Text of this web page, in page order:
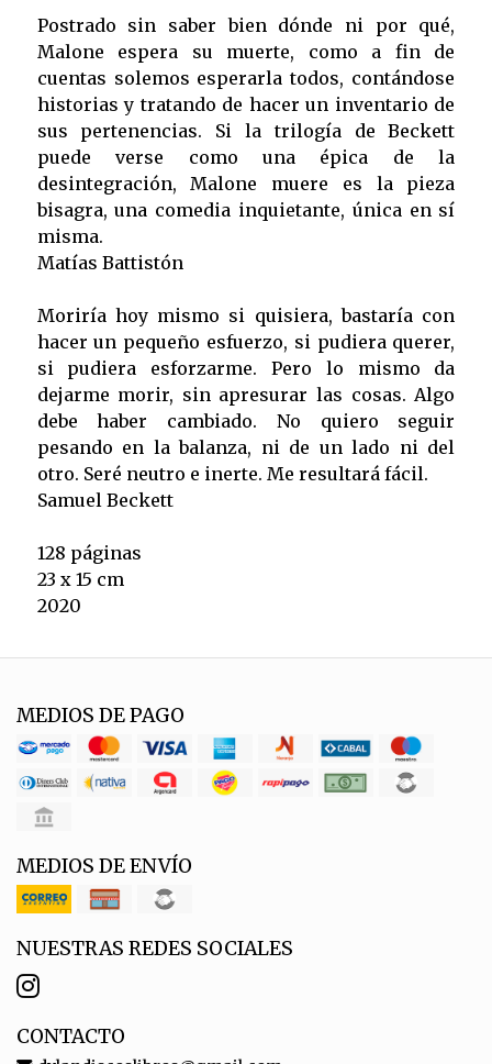
Postrado sin saber bien dónde ni por qué,
Malone espera su muerte, como a fin de
cuentas solemos esperarla todos, contándose
historias y tratando de hacer un inventario de
sus pertenencias. Si la trilogía de Beckett
puede verse como una épica de la
desintegración, Malone muere es la pieza
bisagra, una comedia inquietante, única en sí
misma.
Matías Battistón
Moriría hoy mismo si quisiera, bastaría con
hacer un pequeño esfuerzo, si pudiera querer,
si pudiera esforzarme. Pero lo mismo da
dejarme morir, sin apresurar las cosas. Algo
debe haber cambiado. No quiero seguir
pesando en la balanza, ni de un lado ni del
otro. Seré neutro e inerte. Me resultará fácil.
Samuel Beckett
128 páginas
23 x 15 cm
2020
MEDIOS DE PAGO
MEDIOS DE ENVÍO
NUESTRAS REDES SOCIALES
CONTACTO